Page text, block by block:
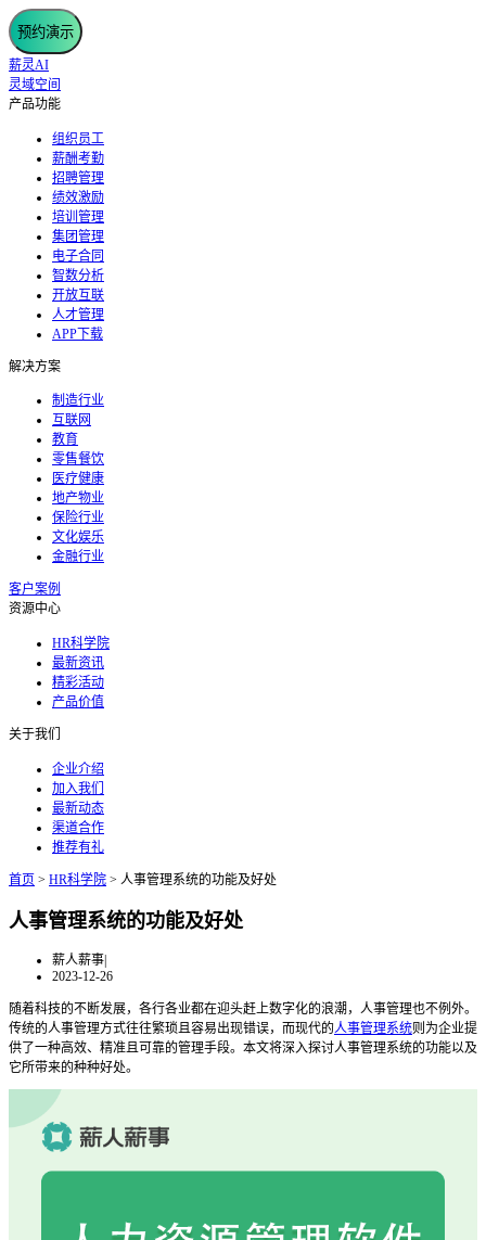
预约演示
薪灵AI
灵域空间
产品功能
组织员工
薪酬考勤
招聘管理
绩效激励
培训管理
集团管理
电子合同
智数分析
开放互联
人才管理
APP下载
解决方案
制造行业
互联网
教育
零售餐饮
医疗健康
地产物业
保险行业
文化娱乐
金融行业
客户案例
资源中心
HR科学院
最新资讯
精彩活动
产品价值
关于我们
企业介绍
加入我们
最新动态
渠道合作
推荐有礼
首页 > HR科学院 > 人事管理系统的功能及好处
人事管理系统的功能及好处
薪人薪事|
2023-12-26
随着科技的不断发展，各行各业都在迎头赶上数字化的浪潮，人事管理也不例外。
传统的人事管理方式往往繁琐且容易出现错误，而现代的人事管理系统则为企业提
供了一种高效、精准且可靠的管理手段。本文将深入探讨人事管理系统的功能以及
它所带来的种种好处。